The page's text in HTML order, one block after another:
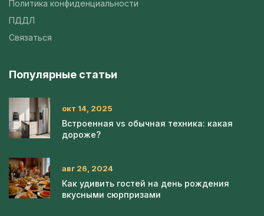
Политика конфиденциальности
ПДДЛ
Связаться
Популярные статьи
окт 14, 2025
Встроенная vs обычная техника: какая
дороже?
авг 26, 2024
Как удивить гостей на день рождения
вкусными сюрпризами